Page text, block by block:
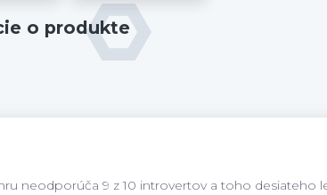
o produkte
neodporúča 9 z 10 introvertov a toho desiateho